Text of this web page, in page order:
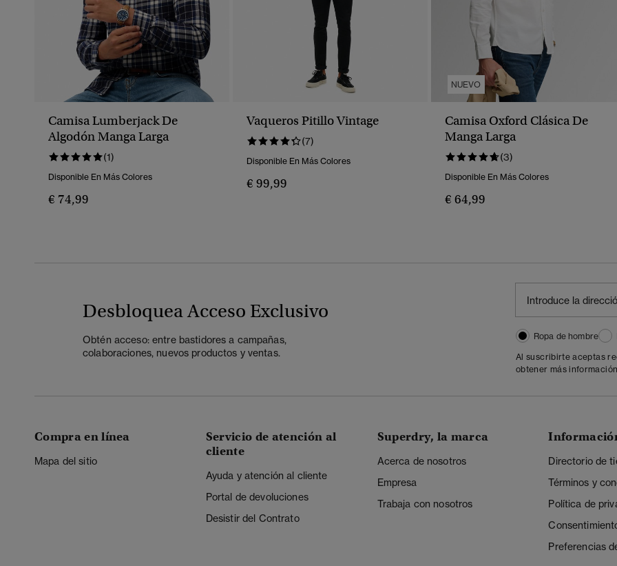
Camisa Lumberjack De
Algodón Manga Larga
(1)
Disponible En Más Colores
€ 74,99
Vaqueros Pitillo Vintage
(7)
Disponible En Más Colores
€ 99,99
NUEVO
Camisa Oxford Clásica De
Manga Larga
(3)
Disponible En Más Colores
€ 64,99
Desbloquea Acceso Exclusivo
Obtén acceso: entre bastidores a campañas,
colaboraciones, nuevos productos y ventas.
Ropa de hombre
Al suscribirte aceptas
obtener más
Compra en línea
Mapa del sitio
Servicio de atención al
cliente
Ayuda y atención al cliente
Portal de devoluciones
Desistir del Contrato
Superdry, la marca
Acerca de nosotros
Empresa
Trabaja con nosotros
Directorio de
Términos y
Política de
Preferencias